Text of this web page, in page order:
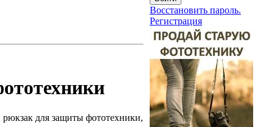
для защиты фототехники,
Восстановить пароль.
Регистрация